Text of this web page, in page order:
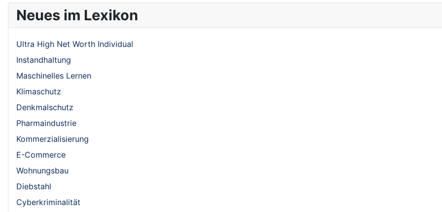
Neues im Lexikon
Ultra High Net Worth Individual
Instandhaltung
Maschinelles Lernen
Klimaschutz
Denkmalschutz
Pharmaindustrie
Kommerzialisierung
E-Commerce
Wohnungsbau
Diebstahl
Cyberkriminalität